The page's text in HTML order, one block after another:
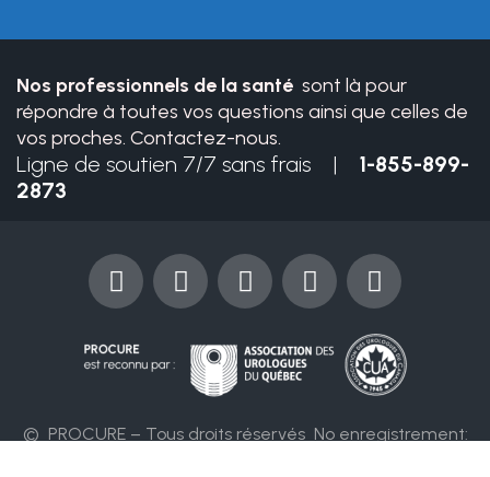
Nos professionnels de la santé sont là pour
répondre à toutes vos questions ainsi que celles de
vos proches. Contactez-nous.
Ligne de soutien 7/7 sans frais | 1-855-899-
2873
© PROCURE – Tous droits réservés No enregistrement:
F
a
e
b
o
Y
o
u
e
I
n
t
a
r
X
-
w
t
L
i
k
e
d
i